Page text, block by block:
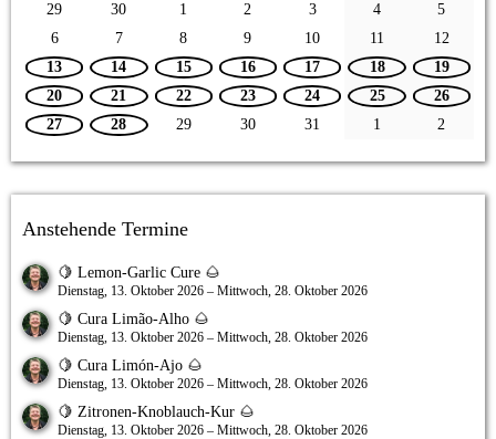
29 30 1 2 3 4
5
6
7 8 9 10 11
12
13
14 15 16 17 18
19
20
21 22 23 24 25
26
27
28 29 30 31 1 2
Anstehende Termine
🍋 Lemon-Garlic Cure 🌰
Dienstag, 13. Oktober 2026 – Mittwoch, 28. Oktober 2026
🍋 Cura Limão-Alho 🌰
Dienstag, 13. Oktober 2026 – Mittwoch, 28. Oktober 2026
🍋 Cura Limón-Ajo 🌰
Dienstag, 13. Oktober 2026 – Mittwoch, 28. Oktober 2026
🍋 Zitronen-Knoblauch-Kur 🌰
Dienstag, 13. Oktober 2026 – Mittwoch, 28. Oktober 2026